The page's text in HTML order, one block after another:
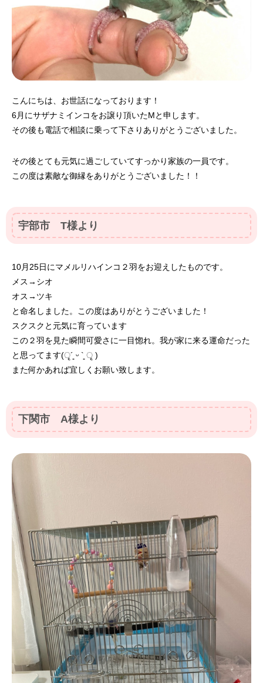
こんにちは、お世話になっております！
6月にサザナミインコをお譲り頂いたMと申します。
その後も電話で相談に乗って下さりありがとうございました。
その後とても元気に過ごしていてすっかり家族の一員です。
この度は素敵な御縁をありがとうございました！！
宇部市 T様より
10月25日にマメルリハインコ２羽をお迎えしたものです。
メス→シオ
オス→ツキ
と命名しました。この度はありがとうございました！
スクスクと元気に育っています
この２羽を見た瞬間可愛さに一目惚れ。我が家に来る運命だった
と思ってます(ृ´͈ ᵕ `͈ ृ )
また何かあれば宜しくお願い致します。
下関市 A様より